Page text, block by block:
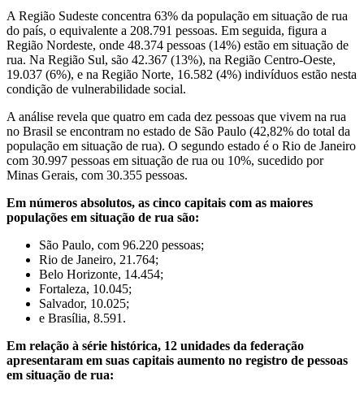
A Região Sudeste concentra 63% da população em situação de rua
do país, o equivalente a 208.791 pessoas. Em seguida, figura a
Região Nordeste, onde 48.374 pessoas (14%) estão em situação de
rua. Na Região Sul, são 42.367 (13%), na Região Centro-Oeste,
19.037 (6%), e na Região Norte, 16.582 (4%) indivíduos estão nesta
condição de vulnerabilidade social.
A análise revela que quatro em cada dez pessoas que vivem na rua
no Brasil se encontram no estado de São Paulo (42,82% do total da
população em situação de rua). O segundo estado é o Rio de Janeiro
com 30.997 pessoas em situação de rua ou 10%, sucedido por
Minas Gerais, com 30.355 pessoas.
Em números absolutos, as cinco capitais com as maiores
populações em situação de rua são:
São Paulo, com 96.220 pessoas;
Rio de Janeiro, 21.764;
Belo Horizonte, 14.454;
Fortaleza, 10.045;
Salvador, 10.025;
e Brasília, 8.591.
Em relação à série histórica, 12 unidades da federação
apresentaram em suas capitais aumento no registro de pessoas
em situação de rua: